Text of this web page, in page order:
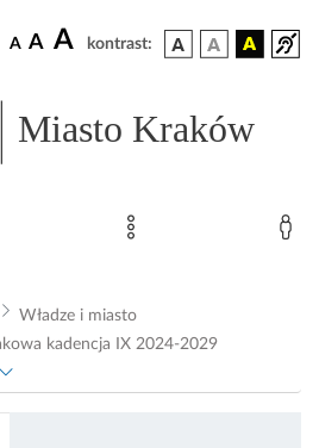
A A A kontrast:
Miasto Kraków
Władze i miasto
kadencja IX 2024-2029